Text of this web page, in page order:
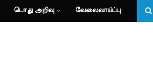
பொது அறிவு வேலைவாய்ப்பு